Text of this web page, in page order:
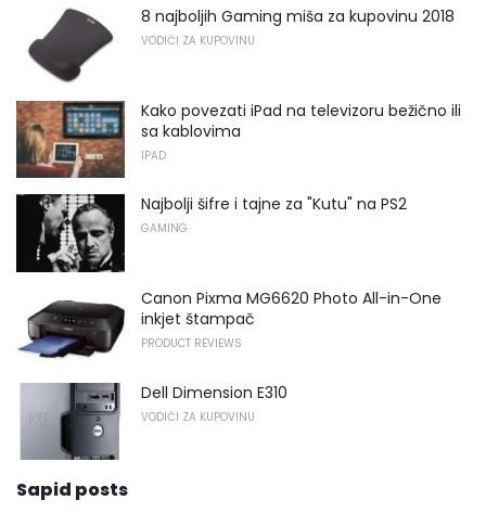
8 najboljih Gaming miša za kupovinu 2018
VODIČI ZA KUPOVINU
Kako povezati iPad na televizoru bežično ili
sa kablovima
IPAD
Najbolji šifre i tajne za "Kutu" na PS2
GAMING
Canon Pixma MG6620 Photo All-in-One
inkjet štampač
PRODUCT REVIEWS
Dell Dimension E310
VODIČI ZA KUPOVINU
Sapid posts